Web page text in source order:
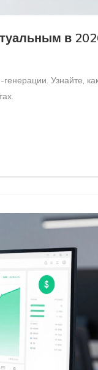
в
Узнайте,